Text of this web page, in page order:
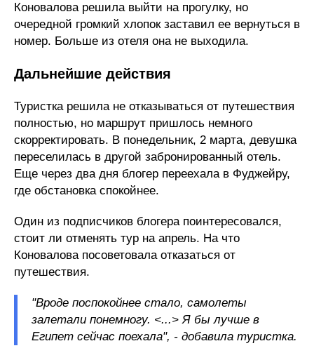
Коновалова решила выйти на прогулку, но
очередной громкий хлопок заставил ее вернуться в
номер. Больше из отеля она не выходила.
Дальнейшие действия
Туристка решила не отказываться от путешествия
полностью, но маршрут пришлось немного
скорректировать. В понедельник, 2 марта, девушка
переселилась в другой забронированный отель.
Еще через два дня блогер переехала в Фуджейру,
где обстановка спокойнее.
Один из подписчиков блогера поинтересовался,
стоит ли отменять тур на апрель. На что
Коновалова посоветовала отказаться от
путешествия.
"Вроде поспокойнее стало, самолеты
залетали понемногу. <...> Я бы лучше в
Египет сейчас поехала", - добавила туристка.